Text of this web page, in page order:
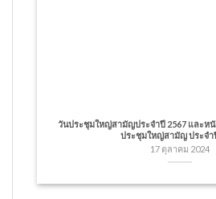
วันประชุมใหญ่สามัญประจำปี 2567 และห
ประชุมใหญ่สามัญ ประจำ
17 ตุลาคม 2024